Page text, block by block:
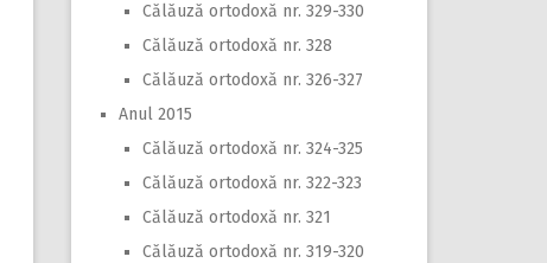
Călăuză ortodoxă nr. 329-330
Călăuză ortodoxă nr. 328
Călăuză ortodoxă nr. 326-327
Anul 2015
Călăuză ortodoxă nr. 324-325
Călăuză ortodoxă nr. 322-323
Călăuză ortodoxă nr. 321
Călăuză ortodoxă nr. 319-320